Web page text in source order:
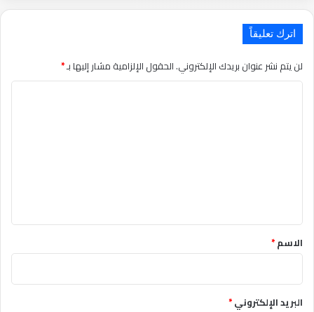
اترك تعليقاً
لن يتم نشر عنوان بريدك الإلكتروني.الحقول الإلزامية مشار إليها بـ*
الاسم*
البريد الإلكتروني*